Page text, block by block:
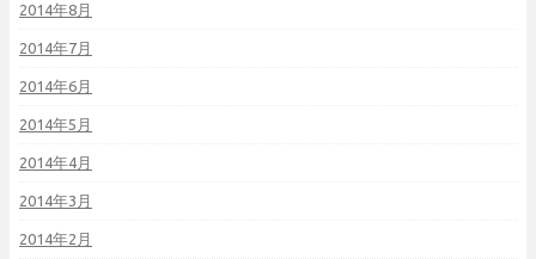
2014年8月
2014年7月
2014年6月
2014年5月
2014年4月
2014年3月
2014年2月